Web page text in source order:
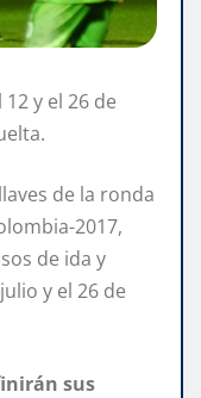
y el 26 de
de la ronda
2017,
de ida y
y el 26 de
sus